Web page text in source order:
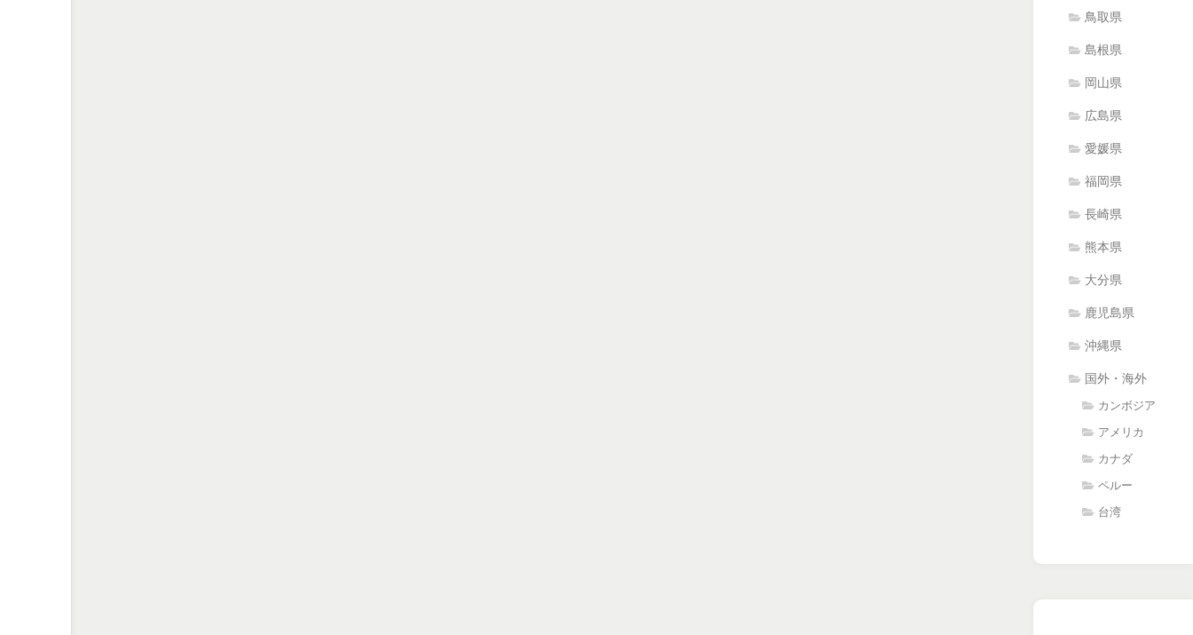
鳥取県
島根県
岡山県
広島県
愛媛県
福岡県
長崎県
熊本県
大分県
鹿児島県
沖縄県
国外・海外
カンボジア
アメリカ
カナダ
ペルー
台湾